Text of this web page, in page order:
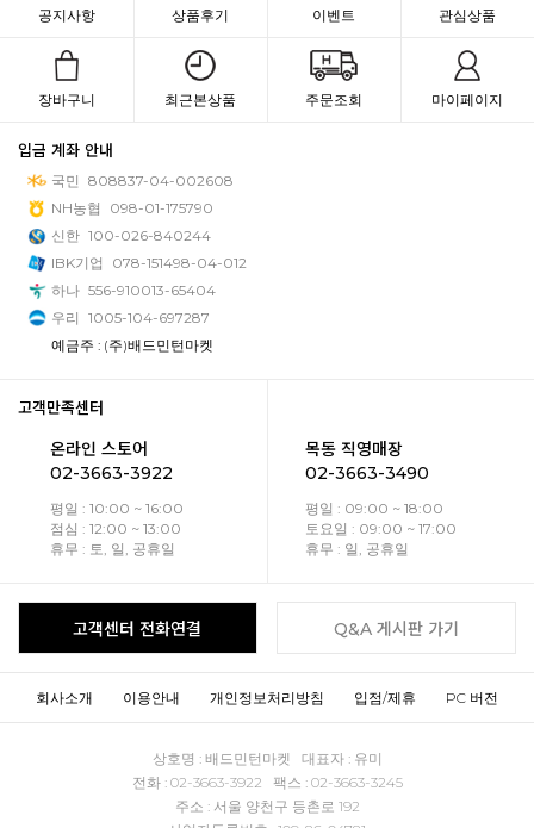
공지사항 상품후기 이벤트 관심상품
장바구니 최근본상품 주문조회 마이페이지
입금 계좌 안내
국민 808837-04-002608
NH농협
098-01-175790
신한 100-026-840244
IBK기업
078-151498-04-012
하나 556-910013-65404
우리 1005-104-697287
예금주 : (주)배드민턴마켓
고객만족센터
온라인 스토어
02-3663-3922
평일 : 10:00 ~ 16:00
점심 : 12:00 ~ 13:00
휴무 : 토, 일, 공휴일
목동 직영매장
02-3663-3490
평일 : 09:00 ~ 18:00
토요일 : 09:00 ~ 17:00
휴무 : 일, 공휴일
고객센터 전화연결 Q&A 게시판 가기
회사소개 이용안내 개인정보처리방침 입점/제휴 PC 버전
상호명 : 배드민턴마켓 대표자 : 유미
전화 : 02-3663-3922 팩스 : 02-3663-3245
주소 : 서울 양천구 등촌로 192